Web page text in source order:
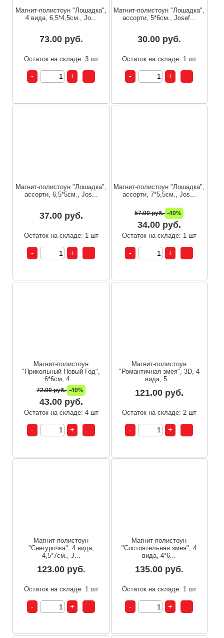
Магнит-полистоун "Лошадка",
4 вида, 6,5*4,5см., Jo...
73.00 руб.
Остаток на складе: 3 шт
Магнит-полистоун "Лошадка",
ассорти, 5*6см., Josef...
30.00 руб.
Остаток на складе: 1 шт
Магнит-полистоун "Лошадка",
ассорти, 6,5*5см., Jos...
37.00 руб.
Остаток на складе: 1 шт
Магнит-полистоун "Лошадка",
ассорти, 7*5,5см., Jos...
57.00 руб. -40%
34.00 руб.
Остаток на складе: 1 шт
Магнит-полистоун
"Прикольный Новый Год",
6*6см, 4 ...
72.00 руб. -40%
43.00 руб.
Остаток на складе: 4 шт
Магнит-полистоун
"Романтичная змея", 3D, 4
вида, 5...
121.00 руб.
Остаток на складе: 2 шт
Магнит-полистоун
"Снегурочка", 4 вида,
4,5*7см., J...
123.00 руб.
Остаток на складе: 1 шт
Магнит-полистоун
"Состоятельная змея", 4
вида, 4*6...
135.00 руб.
Остаток на складе: 1 шт